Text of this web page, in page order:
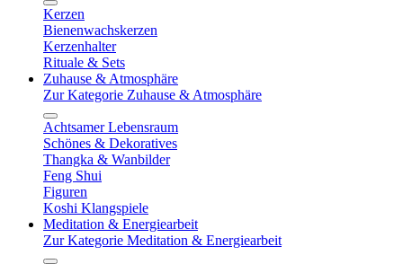
Kerzen
Bienenwachskerzen
Kerzenhalter
Rituale & Sets
Zuhause & Atmosphäre
Zur Kategorie Zuhause & Atmosphäre
Achtsamer Lebensraum
Schönes & Dekoratives
Thangka & Wanbilder
Feng Shui
Figuren
Koshi Klangspiele
Meditation & Energiearbeit
Zur Kategorie Meditation & Energiearbeit